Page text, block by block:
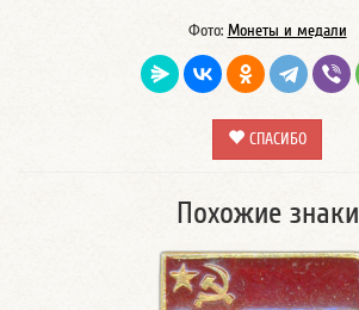
Фото: Монеты и медали
СПАСИБО
Похожие знаки